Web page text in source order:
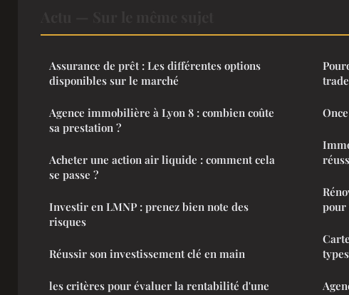
Assurance de prêt : Les différentes options
disponibles sur le marché
Agence immobilière à Lyon 8 : combien coûte
sa prestation ?
Acheter une action air liquide : comment cela
se passe ?
Investir en LMNP : prenez bien note des
risques
Réussir son investissement clé en main
les critères pour évaluer la rentabilité d'une
pour